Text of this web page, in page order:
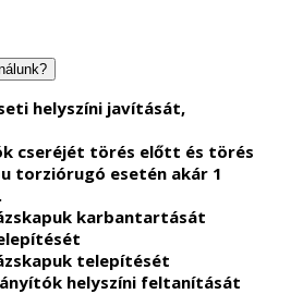
helyszíni javítását,
cseréjét törés előtt és törés
torziórugó esetén akár 1
karbantartását
telepítését
helyszíni feltanítását